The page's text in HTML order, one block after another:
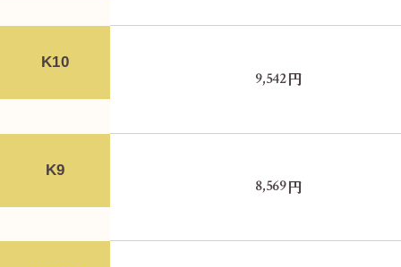
K10
9,542円
K9
8,569円